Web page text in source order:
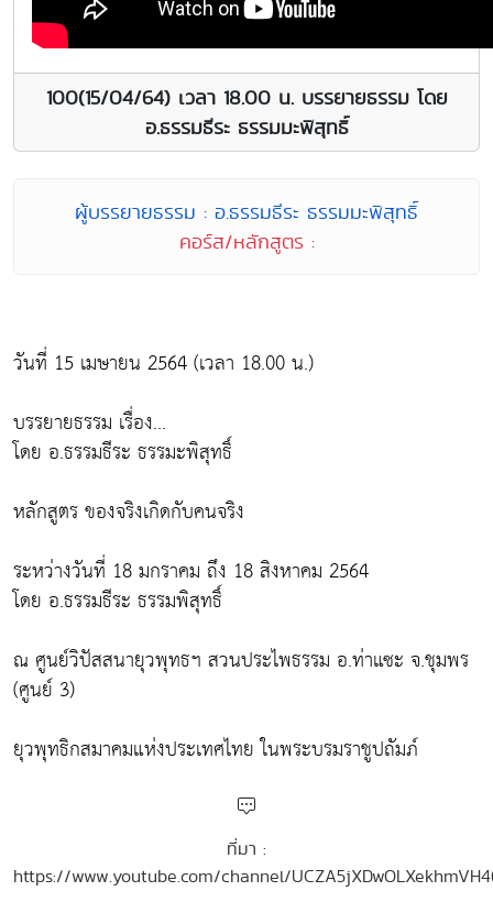
100(15/04/64) เวลา 18.00 น. บรรยายธรรม โดย
อ.ธรรมธีระ ธรรมมะพิสุทธิ์
ผู้บรรยายธรรม : อ.ธรรมธีระ ธรรมมะพิสุทธิ์
คอร์ส/หลักสูตร :
วันที่ 15 เมษายน 2564 (เวลา 18.00 น.)
บรรยายธรรม เรื่อง...
โดย อ.ธรรมธีระ ธรรมะพิสุทธิ์
หลักสูตร ของจริงเกิดกับคนจริง
ระหว่างวันที่ 18 มกราคม ถึง 18 สิงหาคม 2564
โดย อ.ธรรมธีระ ธรรมพิสุทธิ์
ณ ศูนย์วิปัสสนายุวพุทธฯ สวนประไพธรรม อ.ท่าแซะ จ.ชุมพร
(ศูนย์ 3)
ยุวพุทธิกสมาคมแห่งประเทศไทย ในพระบรมราชูปถัมภ์
ที่มา :
https://www.youtube.com/channel/